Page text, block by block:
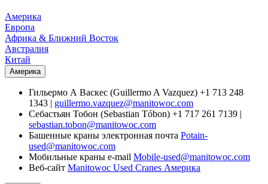
Америка
Европа
Африка & Ближний Восток
Австралия
Китай
Америка
Гильермо А Васкес (Guillermo A Vazquez) +1 713 248
1343 | guillermo.vazquez@manitowoc.com
Себастьян Тобон (Sebastian Tóbon) +1 717 261 7139 |
sebastian.tobon@manitowoc.com
Башенные краны электронная почта Potain-
used@manitowoc.com
Мобильные краны e-mail Mobile-used@manitowoc.com
Веб-сайт Manitowoc Used Cranes Америка